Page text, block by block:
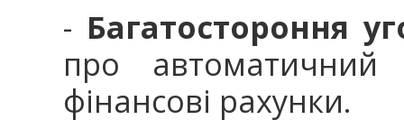
- Багатостороння
про
фінансові рахунки.